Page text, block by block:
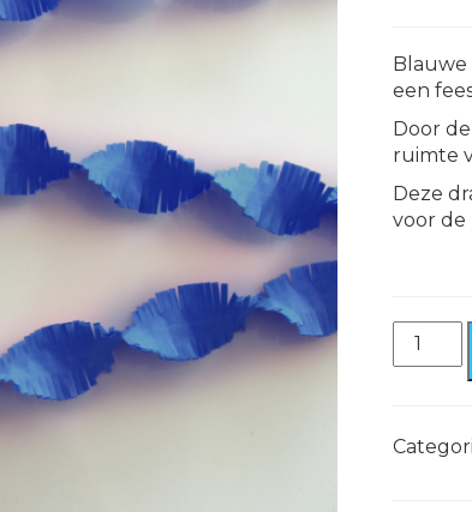
Blauwe
een
Door
ruimte
Deze
voor de
aantal